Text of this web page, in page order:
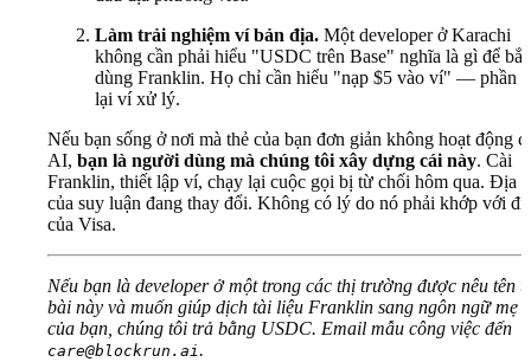
Làm trải nghiệm ví bản địa. Một developer ở Karachi
không cần phải hiểu "USDC trên Base" nghĩa là gì để bắt
dùng Franklin. Họ chỉ cần hiểu "nạp $5 vào ví" — phần
lại ví xử lý.
Nếu bạn sống ở nơi mà thẻ của bạn đơn giản không hoạt động
AI, bạn là người dùng mà chúng tôi xây dựng cái này. Cài
Franklin, thiết lập ví, chạy lại cuộc gọi bị từ chối hôm qua. Địa
của suy luận đang thay đổi. Không có lý do nó phải khớp với
của Visa.
Nếu bạn là developer ở một trong các thị trường được nêu tên
bài này và muốn giúp dịch tài liệu Franklin sang ngôn ngữ mẹ
của bạn, chúng tôi trả bằng USDC. Email mẫu công việc đến
care@blockrun.ai.